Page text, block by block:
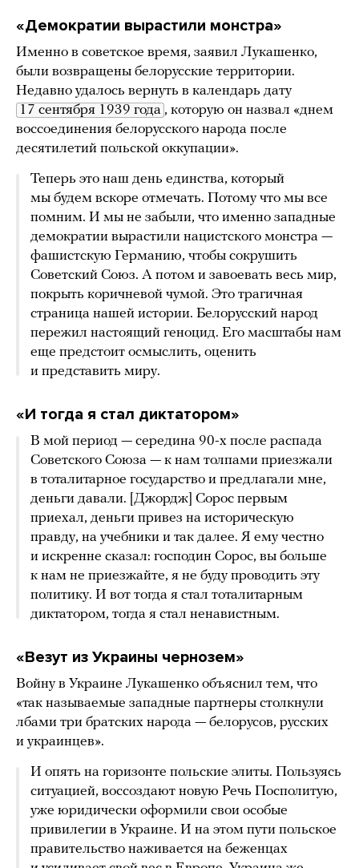
«Демократии вырастили монстра»
Именно в советское время, заявил Лукашенко,
были возвращены белорусские территории.
Недавно удалось вернуть в календарь дату
17 сентября 1939 года , которую он назвал «днем
воссоединения белорусского народа после
десятилетий польской оккупации».
Теперь это наш день единства, который
мы будем вскоре отмечать. Потому что мы все
помним. И мы не забыли, что именно западные
демократии вырастили нацистского монстра —
фашистскую Германию, чтобы сокрушить
Советский Союз. А потом и завоевать весь мир,
покрыть коричневой чумой. Это трагичная
страница нашей истории. Белорусский народ
пережил настоящий геноцид. Его масштабы нам
еще предстоит осмыслить, оценить
и представить миру.
«И тогда я стал диктатором»
В мой период — середина 90-х после распада
Советского Союза — к нам толпами приезжали
в тоталитарное государство и предлагали мне,
деньги давали. [Джордж] Сорос первым
приехал, деньги привез на историческую
правду, на учебники и так далее. Я ему честно
и искренне сказал: господин Сорос, вы больше
к нам не приезжайте, я не буду проводить эту
политику. И вот тогда я стал тоталитарным
диктатором, тогда я стал ненавистным.
«Везут из Украины чернозем»
Войну в Украине Лукашенко объяснил тем, что
«так называемые западные партнеры столкнули
лбами три братских народа — белорусов, русских
и украинцев».
И опять на горизонте польские элиты. Пользуясь
ситуацией, воссоздают новую Речь Посполитую,
уже юридически оформили свои особые
привилегии в Украине. И на этом пути польское
правительство наживается на беженцах